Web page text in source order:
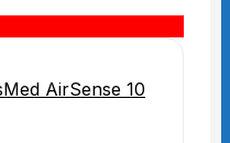
AirSense 10